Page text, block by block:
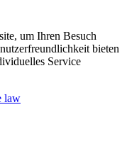
um Ihren Besuch
bieten
Service
law